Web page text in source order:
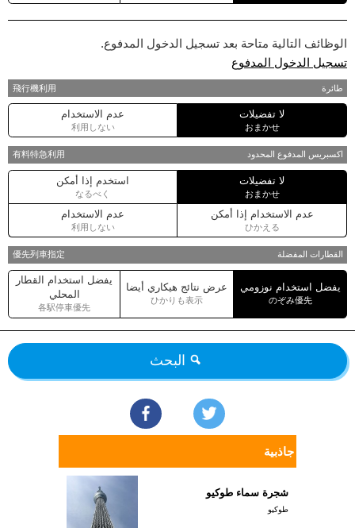
الوظائف التالية متاحة بعد تسجيل الدخول المدفوع.
تسجيل الدخول المدفوع
طائرة 飛行機利用
لا تفضيلات
おまかせ
عدم الاستخدام
利用しない
اكسبريس المدفوع المحدود 有料特急利用
لا تفضيلات
おまかせ
استخدم إذا أمكن
なるべく
عدم الاستخدام إذا أمكن
ひかえる
عدم الاستخدام
利用しない
القطارات المفضلة 優先列車指定
يفضل استخدام نوزومي
のぞみ優先
عرض نتائج هيكاري أيضا
ひかりも表示
يفضل استخدام القطار
المحلي
各駅停車優先
البحث
جاذبية
شجرة سماء طوكيو
طوكيو